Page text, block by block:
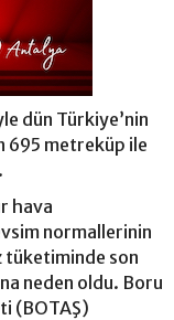
dün Türkiye’nin
695 metreküp ile
hava
normallerinin
tüketiminde son
neden oldu. Boru
(BOTAŞ)